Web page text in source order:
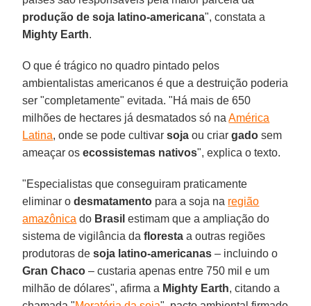
produção de soja latino-americana", constata a
Mighty Earth.
O que é trágico no quadro pintado pelos
ambientalistas americanos é que a destruição poderia
ser "completamente" evitada. "Há mais de 650
milhões de hectares já desmatados só naAmérica
Latina, onde se pode cultivarsoja ou criar gado sem
ameaçar osecossistemas nativos", explica o texto.
"Especialistas que conseguiram praticamente
eliminar odesmatamento para a soja na região
amazônica do Brasil estimam que a ampliação do
sistema de vigilância dafloresta a outras regiões
produtoras desoja latino-americanas – incluindo o
Gran Chaco – custaria apenas entre 750 mil e um
milhão de dólares", afirma a Mighty Earth, citando a